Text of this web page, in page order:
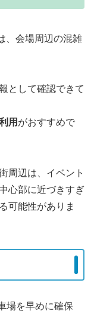
、会場周辺の混雑
として確認できて
用 がおすすめで
周辺は、イベント
心部に近づきすぎ
可能性がありま
場を早めに確保